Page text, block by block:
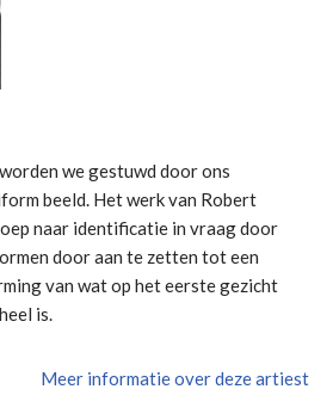
we gestuwd door ons
beeld. Het werk van Robert
naar identificatie in vraag door
door aan te zetten tot een
van wat op het eerste gezicht
is.
Meer informatie over deze artiest